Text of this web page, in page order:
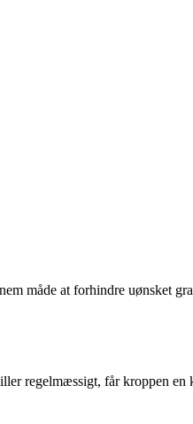
måde at forhindre uønsket
regelmæssigt, får kroppen